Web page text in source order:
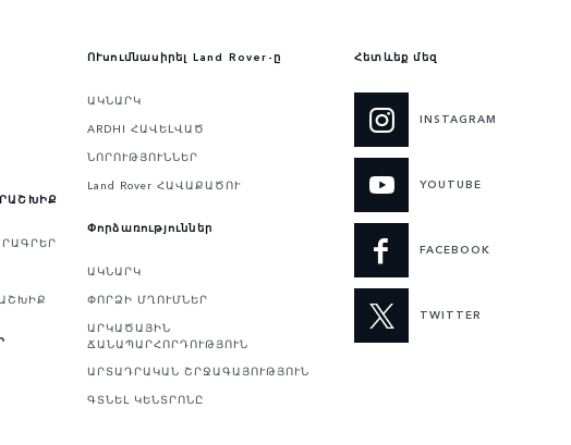
ՈՒսումնասիրել Land Rover-ը
ԱԿՆԱՐԿ
ARDHI ՀԱՎԵԼՎԱԾ
ՆՈՐՈՒԹՅՈՒՆՆԵՐ
Land Rover ՀԱՎԱՔԱԾՈՒ
Փորձառություններ
ԱԿՆԱՐԿ
ՓՈՐՁԻ ՄՂՈՒՄՆԵՐ
ԱՐԿԱԾԱՅԻՆ
ՃԱՆԱՊԱՐՀՈՐԴՈՒԹՅՈՒՆ
ԱՐՏԱԴՐԱԿԱՆ ՇՐՋԱԳԱՅՈՒԹՅՈՒՆ
ԳՏՆԵԼ ԿԵՆՏՐՈՆԸ
Հետևեք մեզ
INSTAGRAM
YOUTUBE
FACEBOOK
TWITTER